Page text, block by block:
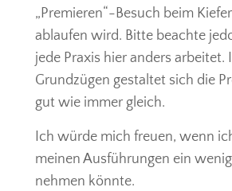
„Premieren“-Besuch beim
ablaufen wird. Bitte beachte
jede Praxis hier anders arbeitet.
Grundzügen gestaltet sich die
gut wie immer gleich.
Ich würde mich freuen, wenn
meinen Ausführungen ein
nehmen könnte.